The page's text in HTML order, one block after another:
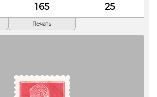
165 25
Печать